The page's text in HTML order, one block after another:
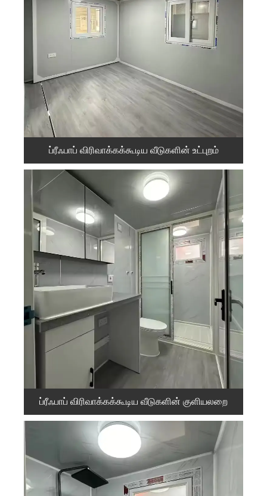
ப்ரீஃபாப் விரிவாக்கக்கூடிய வீடுகளின் உட்புறம்
ப்ரீஃபாப் விரிவாக்கக்கூடிய வீடுகளின் குளியலறை